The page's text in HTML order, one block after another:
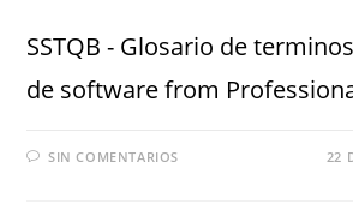
SSTQB - Glosario de
de software from
SIN COMENTARIOS 22